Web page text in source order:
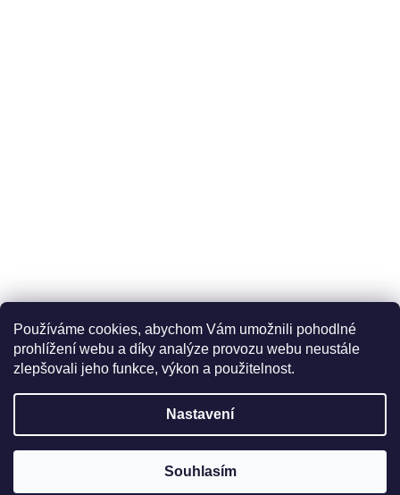
Používáme cookies, abychom Vám umožnili pohodlné
prohlížení webu a díky analýze provozu webu neustále
zlepšovali jeho funkce, výkon a použitelnost.
Nastavení
Souhlasím